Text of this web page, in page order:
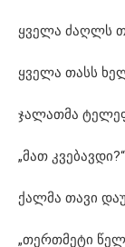
ყველა ძაღლს
ყველა თასს
ჯალათმა
„მათ კვებავდი?“
ქალმა თავი
„თერთმეტი